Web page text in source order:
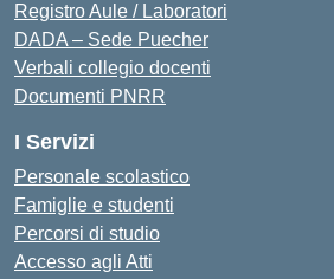
Registro Aule / Laboratori
DADA – Sede Puecher
Verbali collegio docenti
Documenti PNRR
I Servizi
Personale scolastico
Famiglie e studenti
Percorsi di studio
Accesso agli Atti